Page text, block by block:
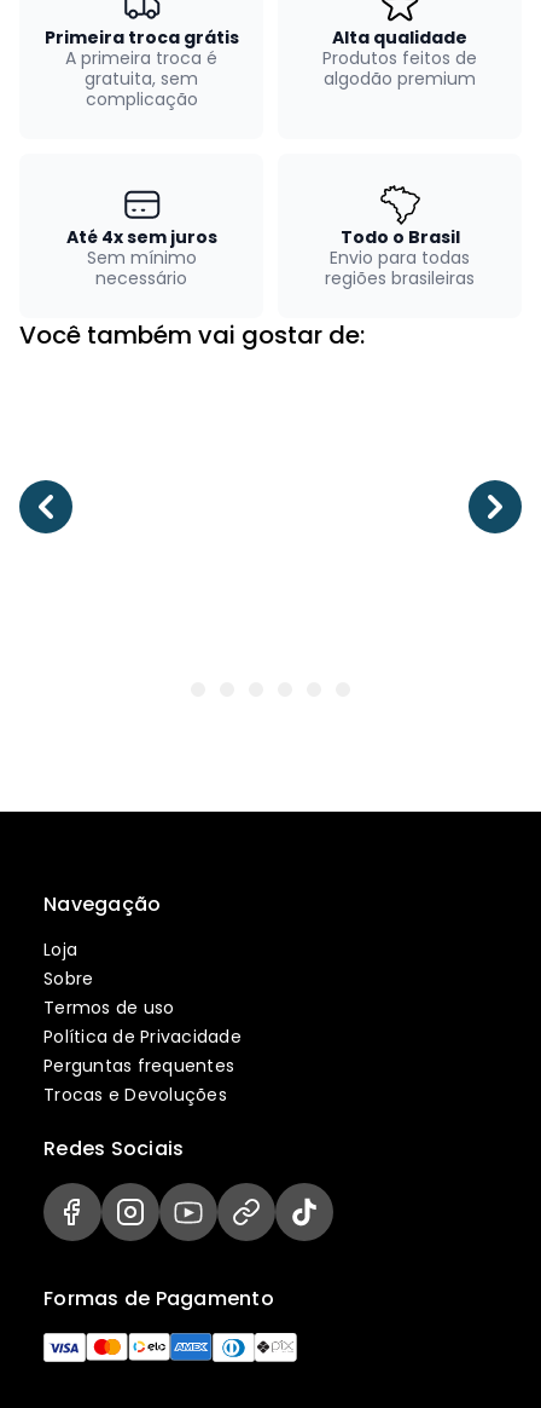
Primeira troca grátis
A primeira troca é
gratuita, sem
complicação
Alta qualidade
Produtos feitos de
algodão premium
Até 4x sem juros
Sem mínimo
necessário
Todo o Brasil
Envio para todas
regiões brasileiras
Você também vai gostar de:
Navegação
Loja
Sobre
Termos de uso
Política de Privacidade
Perguntas frequentes
Trocas e Devoluções
Formas de Pagamento
Redes Sociais